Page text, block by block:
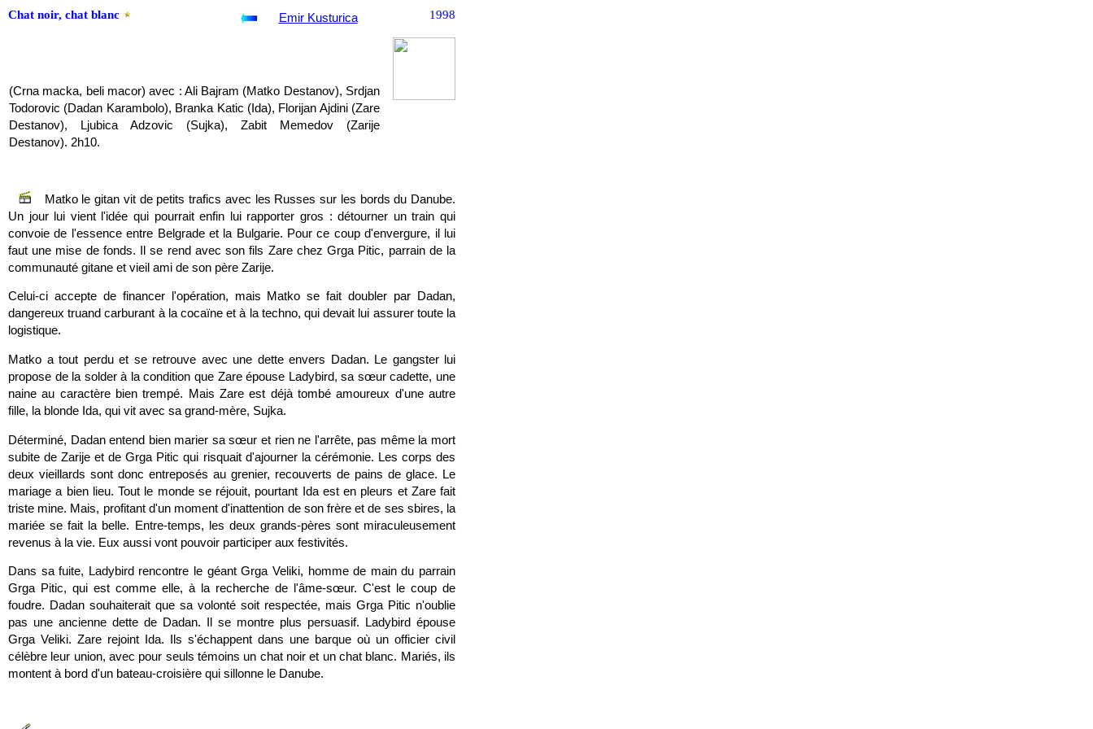
1998
Matko le gitan vit de petits trafics avec les Russes sur les bords du Danube.
Un jour lui vient l'idée qui pourrait enfin lui rapporter gros : détourner un train qui
convoie de l'essence entre Belgrade et la Bulgarie. Pour ce coup d'envergure, il lui
faut une mise de fonds. Il se rend avec son fils Zare chez Grga Pitic, parrain de la
communauté gitane et vieil ami de son père Zarije.
Celui-ci accepte de financer l'opération, mais Matko se fait doubler par Dadan,
dangereux truand carburant à la cocaïne et à la techno, qui devait lui assurer toute la
logistique.
Matko a tout perdu et se retrouve avec une dette envers Dadan. Le gangster lui
propose de la solder à la condition que Zare épouse Ladybird, sa sœur cadette, une
naine au caractère bien trempé. Mais Zare est déjà tombé amoureux d'une autre
fille, la blonde Ida, qui vit avec sa grand-mère, Sujka.
Déterminé, Dadan entend bien marier sa sœur et rien ne l'arrête, pas même la mort
subite de Zarije et de Grga Pitic qui risquait d'ajourner la cérémonie. Les corps des
deux vieillards sont donc entreposés au grenier, recouverts de pains de glace. Le
mariage a bien lieu. Tout le monde se réjouit, pourtant Ida est en pleurs et Zare fait
triste mine. Mais, profitant d'un moment d'inattention de son frère et de ses sbires, la
mariée se fait la belle. Entre-temps, les deux grands-pères sont miraculeusement
revenus à la vie. Eux aussi vont pouvoir participer aux festivités.
Dans sa fuite, Ladybird rencontre le géant Grga Veliki, homme de main du parrain
Grga Pitic, qui est comme elle, à la recherche de l'âme-sœur. C'est le coup de
foudre. Dadan souhaiterait que sa volonté soit respectée, mais Grga Pitic n'oublie
pas une ancienne dette de Dadan. Il se montre plus persuasif. Ladybird épouse
Grga Veliki. Zare rejoint Ida. Ils s'échappent dans une barque où un officier civil
célèbre leur union, avec pour seuls témoins un chat noir et un chat blanc. Mariés, ils
montent à bord d'un bateau-croisière qui sillonne le Danube.
(Crna macka, beli macor) avec : Ali Bajram (Matko Destanov), Srdjan
Todorovic (Dadan Karambolo), Branka Katic (Ida), Florijan Ajdini (Zare
Destanov), Ljubica Adzovic (Sujka), Zabit Memedov (Zarije
Destanov). 2h10.
Chat noir, chat blanc Emir Kusturica